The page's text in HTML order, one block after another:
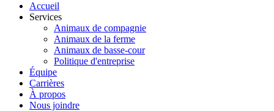
Accueil
Services
Animaux de compagnie
Animaux de la ferme
Animaux de basse-cour
Politique d'entreprise
Équipe
Carrières
À propos
Nous joindre